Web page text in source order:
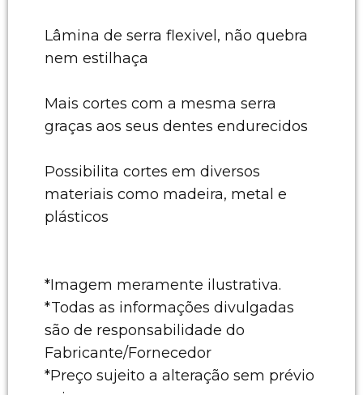
Lâmina de serra flexivel, não quebra
nem estilhaça
Mais cortes com a mesma serra
graças aos seus dentes endurecidos
Possibilita cortes em diversos
materiais como madeira, metal e
plásticos
*Imagem meramente ilustrativa.
*Todas as informações divulgadas
são de responsabilidade do
Fabricante/Fornecedor
*Preço sujeito a alteração sem prévio